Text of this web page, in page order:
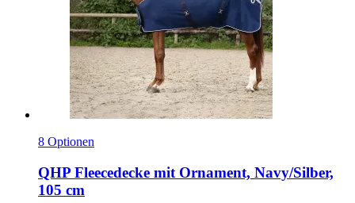
8 Optionen
QHP Fleecedecke mit Ornament, Navy/Silber,
105 cm